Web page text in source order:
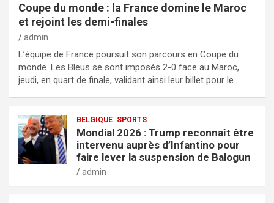
Coupe du monde : la France domine le Maroc
et rejoint les demi-finales
admin
L’équipe de France poursuit son parcours en Coupe du
monde. Les Bleus se sont imposés 2-0 face au Maroc,
jeudi, en quart de finale, validant ainsi leur billet pour le…
BELGIQUE SPORTS
Mondial 2026 : Trump reconnaît être
intervenu auprès d’Infantino pour
faire lever la suspension de Balogun
admin